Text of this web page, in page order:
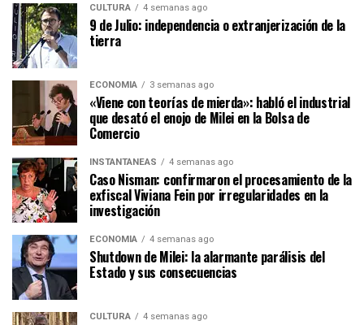
CULTURA 4 semanas ago
9 de Julio: independencia o extranjerización de la
tierra
ECONOMÍA 3 semanas ago
«Viene con teorías de mierda»: habló el industrial
que desató el enojo de Milei en la Bolsa de
Comercio
INSTANTÁNEAS 4 semanas ago
Caso Nisman: confirmaron el procesamiento de la
exfiscal Viviana Fein por irregularidades en la
investigación
ECONOMÍA 4 semanas ago
Shutdown de Milei: la alarmante parálisis del
Estado y sus consecuencias
CULTURA 4 semanas ago